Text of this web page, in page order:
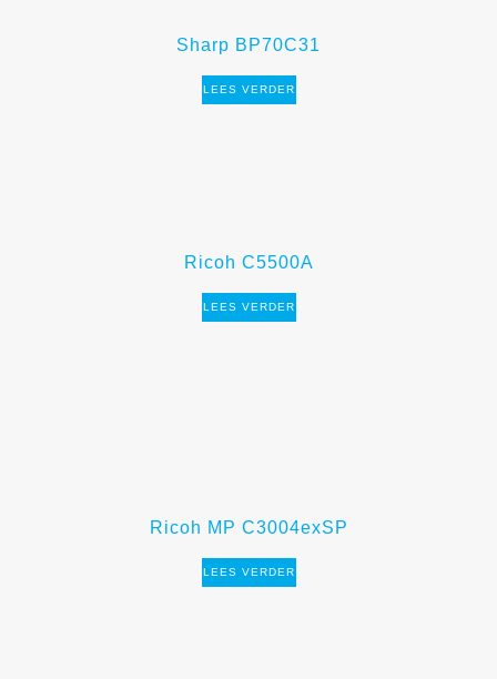
Sharp BP70C31
LEES VERDER
Ricoh C5500A
LEES VERDER
Ricoh MP C3004exSP
LEES VERDER